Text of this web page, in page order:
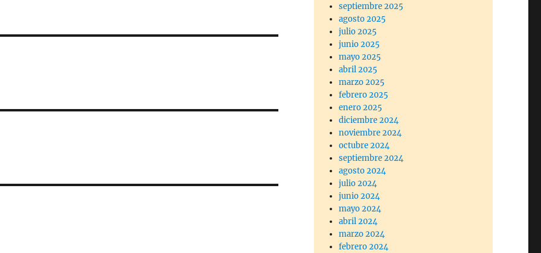
septiembre 2025
agosto 2025
julio 2025
junio 2025
mayo 2025
abril 2025
marzo 2025
febrero 2025
enero 2025
diciembre 2024
noviembre 2024
octubre 2024
septiembre 2024
agosto 2024
julio 2024
junio 2024
mayo 2024
abril 2024
marzo 2024
febrero 2024